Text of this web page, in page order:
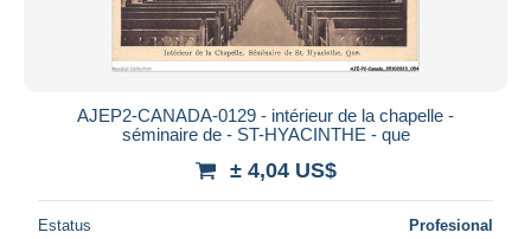
AJEP2-CANADA-0129 - intérieur de la chapelle -
séminaire de - ST-HYACINTHE - que
± 4,04 US$
Estatus Profesional